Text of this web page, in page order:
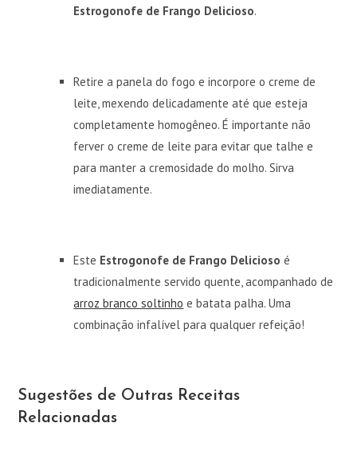
Estrogonofe de Frango Delicioso.
Retire a panela do fogo e incorpore o creme de
leite, mexendo delicadamente até que esteja
completamente homogêneo. É importante não
ferver o creme de leite para evitar que talhe e
para manter a cremosidade do molho. Sirva
imediatamente.
Este Estrogonofe de Frango Delicioso é
tradicionalmente servido quente, acompanhado de
arroz branco soltinho e batata palha. Uma
combinação infalível para qualquer refeição!
Sugestões de Outras Receitas
Relacionadas